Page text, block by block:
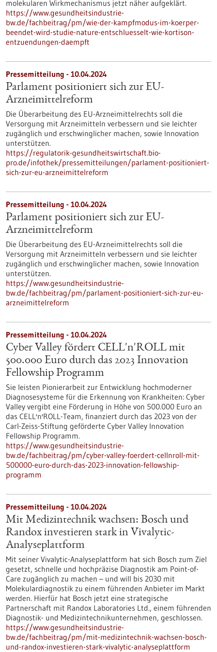
molekularen Wirkmechanismus jetzt näher aufgeklärt.
https://www.gesundheitsindustrie-
bw.de/fachbeitrag/pm/wie-der-kampfmodus-im-koerper-
beendet-wird-studie-nature-entschluesselt-wie-kortison-
entzuendungen-daempft
Pressemitteilung - 10.04.2024
Parlament positioniert sich zur EU-
Arzneimittelreform
Die Überarbeitung des EU-Arzneimittelrechts soll die
Versorgung mit Arzneimitteln verbessern und sie leichter
zugänglich und erschwinglicher machen, sowie Innovation
unterstützen.
https://regulatorik-gesundheitswirtschaft.bio-
pro.de/infothek/pressemitteilungen/parlament-positioniert-
sich-zur-eu-arzneimittelreform
Pressemitteilung - 10.04.2024
Parlament positioniert sich zur EU-
Arzneimittelreform
Die Überarbeitung des EU-Arzneimittelrechts soll die
Versorgung mit Arzneimitteln verbessern und sie leichter
zugänglich und erschwinglicher machen, sowie Innovation
unterstützen.
https://www.gesundheitsindustrie-
bw.de/fachbeitrag/pm/parlament-positioniert-sich-zur-eu-
arzneimittelreform
Pressemitteilung - 10.04.2024
Cyber Valley fördert CELL'n'ROLL mit
500.000 Euro durch das 2023 Innovation
Fellowship Programm
Sie leisten Pionierarbeit zur Entwicklung hochmoderner
Diagnosesysteme für die Erkennung von Krankheiten: Cyber
Valley vergibt eine Förderung in Höhe von 500.000 Euro an
das CELL'n'ROLL-Team, finanziert durch das 2023 von der
Carl-Zeiss-Stiftung geförderte Cyber Valley Innovation
Fellowship Programm.
https://www.gesundheitsindustrie-
bw.de/fachbeitrag/pm/cyber-valley-foerdert-cellnroll-mit-
500000-euro-durch-das-2023-innovation-fellowship-
programm
Pressemitteilung - 10.04.2024
Mit Medizintechnik wachsen: Bosch und
Randox investieren stark in Vivalytic-
Analyseplattform
Mit seiner Vivalytic-Analyseplattform hat sich Bosch zum Ziel
gesetzt, schnelle und hochpräzise Diagnostik am Point-of-
Care zugänglich zu machen – und will bis 2030 mit
Molekulardiagnostik zu einem führenden Anbieter im Markt
werden. Hierfür hat Bosch jetzt eine strategische
Partnerschaft mit Randox Laboratories Ltd., einem führenden
Diagnostik- und Medizintechnikunternehmen, geschlossen.
https://www.gesundheitsindustrie-
bw.de/fachbeitrag/pm/mit-medizintechnik-wachsen-bosch-
und-randox-investieren-stark-vivalytic-analyseplattform